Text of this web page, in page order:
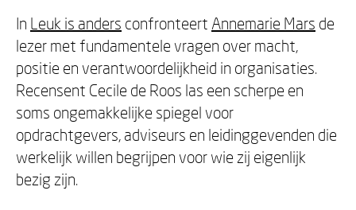
In Leuk is anders confronteert Annemarie Mars de
lezer met fundamentele vragen over macht,
positie en verantwoordelijkheid in organisaties.
Recensent Cecile de Roos las een scherpe en
soms ongemakkelijke spiegel voor
opdrachtgevers, adviseurs en leidinggevenden die
werkelijk willen begrijpen voor wie zij eigenlijk
bezig zijn.